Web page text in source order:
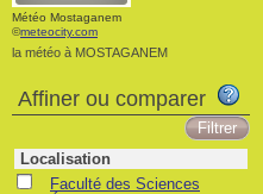
Météo Mostaganem
©meteocity.com
la météo à MOSTAGANEM
Affiner ou comparer
Localisation
Faculté des Sciences